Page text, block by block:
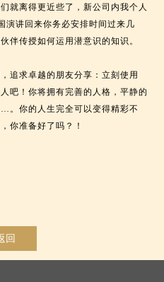
就离得更近些了，新公司内我个人
演讲回来你务必安排时间过来几
伴传授如何运用潜意识的知识。
追求卓越的朋友分享：立刻使用
吧！你将拥有完善的人格，平静的
。你的人生完全可以变得精彩不
你准备好了吗？！
回